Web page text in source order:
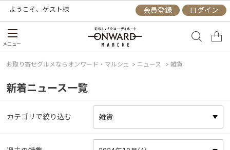
ようこそ、 ゲスト様 会員登録 ログイン
メニュー
お取り寄せグルメならオンワード・マルシェ > ニュース > 雑貨
新着ニュース一覧
カテゴリで絞り込む